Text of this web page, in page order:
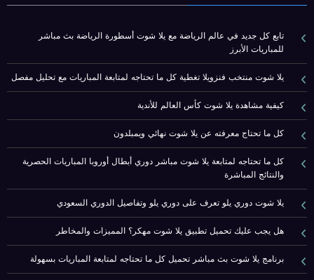
تابع كل جديد في عالم الرياضة مع يلا شوت أسطورة الرياضة بث مباشر
للمباريات الأبرز
يلا شوت منتخب فنزويلا تغطية كل ما تحتاجه لمتابعة المباريات مع تحليل مفصل
كيفية مشاهدة يلا شوت كأس العالم للأندية
كل ما تحتاج معرفته عن يلا شوت نهائي ويمبلدون
كل ما تحتاجه لمتابعة يلا شوت مباشر دوري أبطال أوروبا المباريات الحصرية
والنتائج المباشرة
يلا شوت دوري يلو تعرف على دوري يلو وتفاصيل الدوري السعودي
هل يجب عليك تحميل تطبيق يلا شوت مهكر؟ المميزات والمخاطر
برنامج يلا شوت بث مباشر تحميل كل ما تحتاجه لمتابعة المباريات بسهولة